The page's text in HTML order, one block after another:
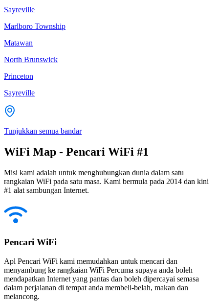
Sayreville
Marlboro Township
Matawan
North Brunswick
Princeton
Sayreville
Tunjukkan semua bandar
WiFi Map - Pencari WiFi #1
Misi kami adalah untuk menghubungkan dunia dalam satu
rangkaian WiFi pada satu masa. Kami bermula pada 2014 dan kini
#1 alat sambungan Internet.
Pencari WiFi
Apl Pencari WiFi kami memudahkan untuk mencari dan
menyambung ke rangkaian WiFi Percuma supaya anda boleh
mendapatkan Internet yang pantas dan boleh dipercayai semasa
dalam perjalanan di tempat anda membeli-belah, makan dan
melancong.